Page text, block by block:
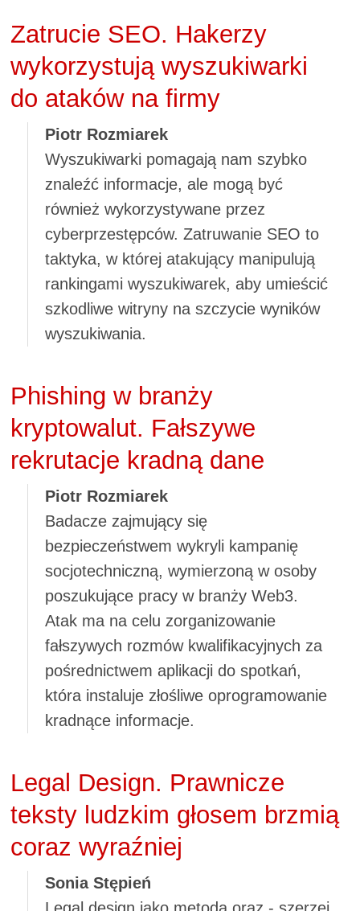
Zatrucie SEO. Hakerzy
wykorzystują wyszukiwarki
do ataków na firmy
Piotr Rozmiarek
Wyszukiwarki pomagają nam szybko
znaleźć informacje, ale mogą być
również wykorzystywane przez
cyberprzestępców. Zatruwanie SEO to
taktyka, w której atakujący manipulują
rankingami wyszukiwarek, aby umieścić
szkodliwe witryny na szczycie wyników
wyszukiwania.
Phishing w branży
kryptowalut. Fałszywe
rekrutacje kradną dane
Piotr Rozmiarek
Badacze zajmujący się
bezpieczeństwem wykryli kampanię
socjotechniczną, wymierzoną w osoby
poszukujące pracy w branży Web3.
Atak ma na celu zorganizowanie
fałszywych rozmów kwalifikacyjnych za
pośrednictwem aplikacji do spotkań,
która instaluje złośliwe oprogramowanie
kradnące informacje.
Legal Design. Prawnicze
teksty ludzkim głosem brzmią
coraz wyraźniej
Sonia Stępień
Legal design jako metoda oraz - szerzej